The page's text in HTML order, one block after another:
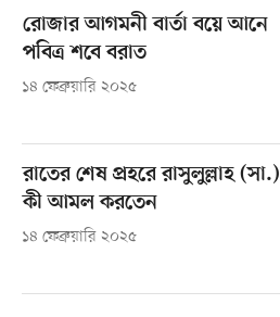
রোজার আগমনী বার্তা বয়ে আনে
পবিত্র শবে বরাত
১৪ ফেব্রুয়ারি ২০২৫
রাতের শেষ প্রহরে রাসুলুল্লাহ (সা.)
কী আমল করতেন
১৪ ফেব্রুয়ারি ২০২৫